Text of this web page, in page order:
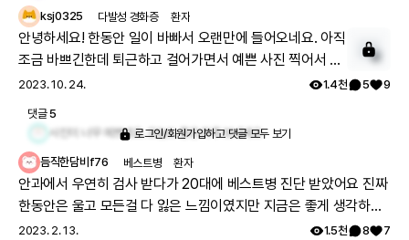
ksj0325 다발성 경화증 환자
안녕하세요! 한동안 일이 바빠서 오랜만에 들어오네요. 아직
조금 바쁘긴한데 퇴근하고 걸어가면서 예쁜 사진 찍어서 공
유하고자 들어왔어요. 호수도 예쁘고 햇빛도 예뻐서 같이 담
아보려 했는데 사람이 많아서 사진 몇 장 겨우 건졌네요..ㅎ
이제 크리스마스가 두 달 정도 밖에 안남아서 그런지 트리도
벌써 세웠어요! 꼭대기에 별 모양 장식이 없어서 그런지 허
전해서 사진에 별 모양 이모티콘 붙였어요ㅎㅎ 날이 많이 추
워졌는데 감기도 독감도 코로나도 조심하세요 다들!!
4
2023. 10. 24. 1.4천 5 9
댓글5
사진이 너무 예쁘네요. 오늘도 좋은 하루 보내세요
로그인/회원가입하고 댓글 모두 보기
듬직한담비f76 베스트병 환자
안과에서 우연히 검사 받다가 20대에 베스트병 진단 받았어요 진짜
한동안은 울고 모든걸 다 잃은 느낌이였지만 지금은 좋게 생각하려
고 노력중입니다 당장 시력을 잃지 않는다는점...그래서 더 많이 좋
2023. 2. 13. 1.5천 8 7